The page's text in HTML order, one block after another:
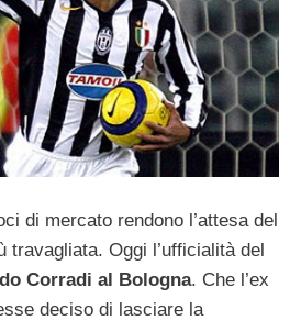
di mercato rendono l’attesa del
travagliata. Oggi l’ufficialità del
Corradi al Bologna. Che l’ex
deciso di lasciare la